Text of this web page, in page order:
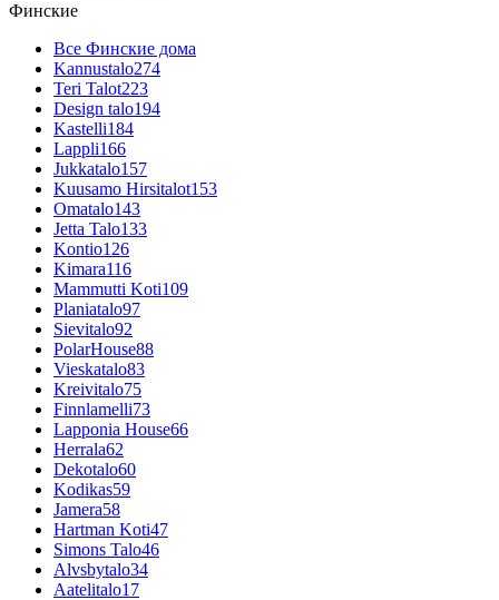
Финские
Все Финские дома
Kannustalo274
Teri Talot223
Design talo194
Kastelli184
Lappli166
Jukkatalo157
Kuusamo Hirsitalot153
Omatalo143
Jetta Talo133
Kontio126
Kimara116
Mammutti Koti109
Planiatalo97
Sievitalo92
PolarHouse88
Vieskatalo83
Kreivitalo75
Finnlamelli73
Lapponia House66
Herrala62
Dekotalo60
Kodikas59
Jamera58
Hartman Koti47
Simons Talo46
Alvsbytalo34
Aatelitalo17